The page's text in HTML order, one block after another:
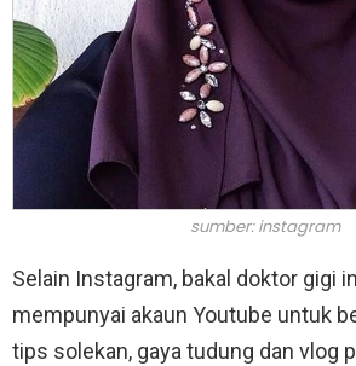
sumber: instagram
Selain Instagram, bakal doktor gigi
mempunyai akaun Youtube untuk
tips solekan, gaya tudung dan vlog